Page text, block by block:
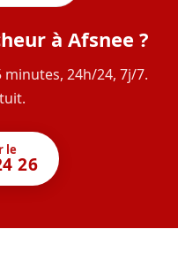
à Afsnee ?
24h/24, 7j/7.
le
26